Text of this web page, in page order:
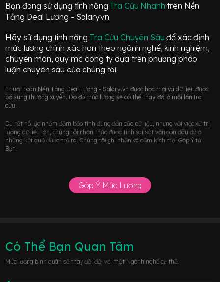
Bạn đang sử dụng tính năng Tra Cứu Nhanh trên Nền
Tảng Deal Lương - Salary.vn.
Hãy sử dụng tính năng Tra Cứu Chuyên Sâuđể xác định
mức lương chính xác hơn theo ngành nghề, kinh nghiệm,
chuyên môn, quy mô công ty dựa trên phương pháp
luận chuyên sâu của chúng tôi.
Thuật toán Nền Tảng Deal Lương - Salary.vn được học mới và dữ liệu được
bổ sung thường xuyên. Do đó mức lương sẽ có thể thay đổi ở mỗi lần tra
cứu.
Dù rất nổ lực nhằm đảm bảo tính đúng đắn của dữ liệu, nhưng với việc xử trí
lượng dữ liệu lớn, chúng tôi nhận thức được tính sai sót vẫn còn đâu đó ở
những kết quả được trả ra. Chúng tôi ghi nhận và cảm kích mọi Góp Ý từ
Bạn.
Góp Ý Mức Lương
Có Thể Bạn Quan Tâm
Mức lương bình quân sẽ thay đổi đối với một Ngành nghề cụ thể.